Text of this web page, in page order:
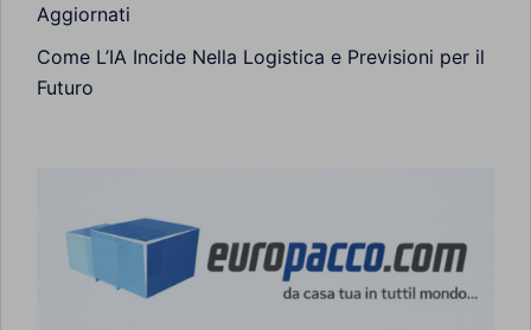
Aggiornati
Come L’IA Incide Nella Logistica e Previsioni per il
Futuro